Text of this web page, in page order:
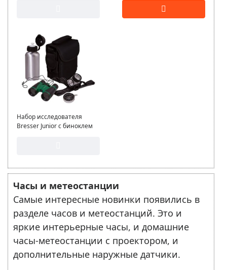
Набор исследователя
Bresser Junior с биноклем
Часы и метеостанции
Самые интересные новинки появились в
разделе часов и метеостанций. Это и
яркие интерьерные часы, и домашние
часы-метеостанции с проектором, и
дополнительные наружные датчики.